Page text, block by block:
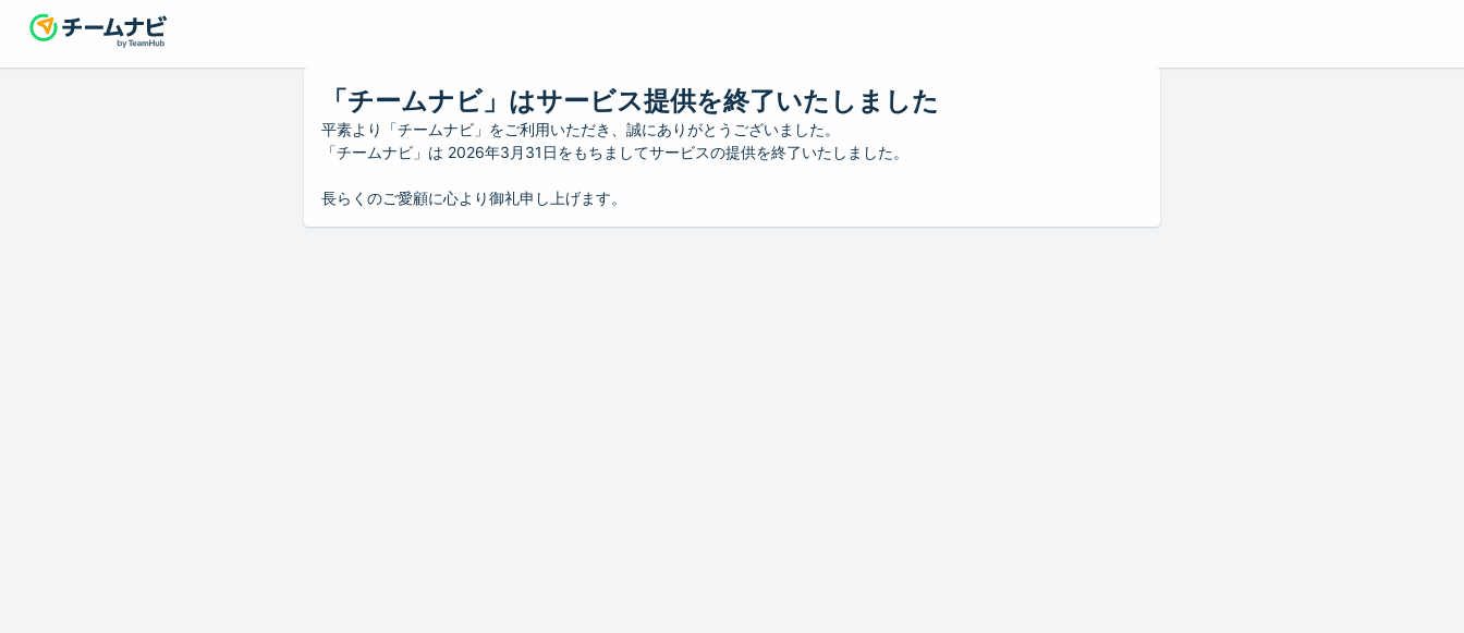
「チームナビ」はサービス提供を終了いたしました
平素より「チームナビ」をご利用いただき、誠にありがとうございました。
「チームナビ」は 2026年3月31日をもちましてサービスの提供を終了いたしました。
長らくのご愛顧に心より御礼申し上げます。